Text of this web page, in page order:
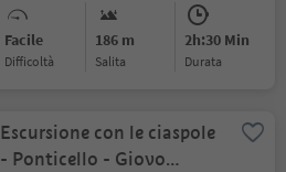
Facile
Difficoltà
186 m
Salita
2h:30 Min
durata
Escursione con le ciaspole
- Ponticello - Giovo